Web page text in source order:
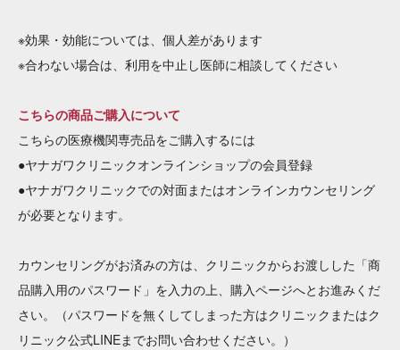
※効果・効能については、個人差があります
※合わない場合は、利用を中止し医師に相談してください
こちらの商品ご購入について
こちらの医療機関専売品をご購入するには
●ヤナガワクリニックオンラインショップの会員登録
●ヤナガワクリニックでの対面またはオンラインカウンセリング
が必要となります。
カウンセリングがお済みの方は、クリニックからお渡しした「商
品購入用のパスワード」を入力の上、購入ページへとお進みくだ
さい。（パスワードを無くしてしまった方はクリニックまたはク
リニック公式LINEまでお問い合わせください。）